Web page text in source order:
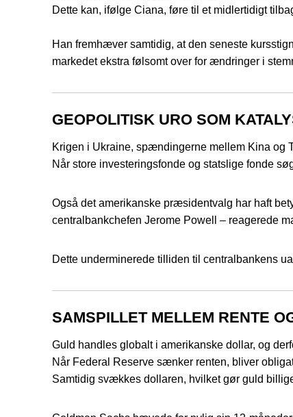
Dette kan, ifølge Ciana, føre til et midlertidigt
Han fremhæver samtidig, at den seneste
markedet ekstra følsomt over for ændringer i
GEOPOLITISK URO SOM
Krigen i Ukraine, spændingerne mellem Kina og
Når store investeringsfonde og statslige fonde
Også det amerikanske præsidentvalg har haft
centralbankchefen Jerome Powell – reagerede
Dette underminerede tilliden til centralbankens
SAMSPILLET MELLEM RENTE
Guld handles globalt i amerikanske dollar, og
Når Federal Reserve sænker renten, bliver
Samtidig svækkes dollaren, hvilket gør guld